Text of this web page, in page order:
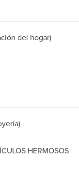
del hogar)
HERMOSOS